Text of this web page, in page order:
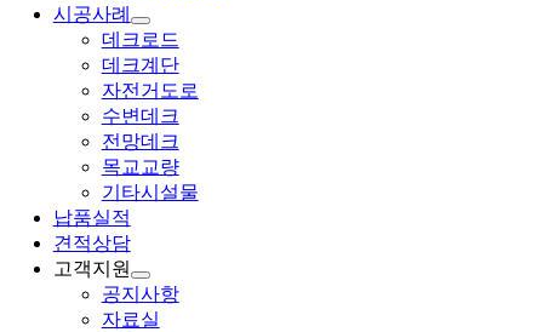
시공사례
데크로드
데크계단
자전거도로
수변데크
전망데크
목교교량
기타시설물
납품실적
견적상담
고객지원
공지사항
자료실